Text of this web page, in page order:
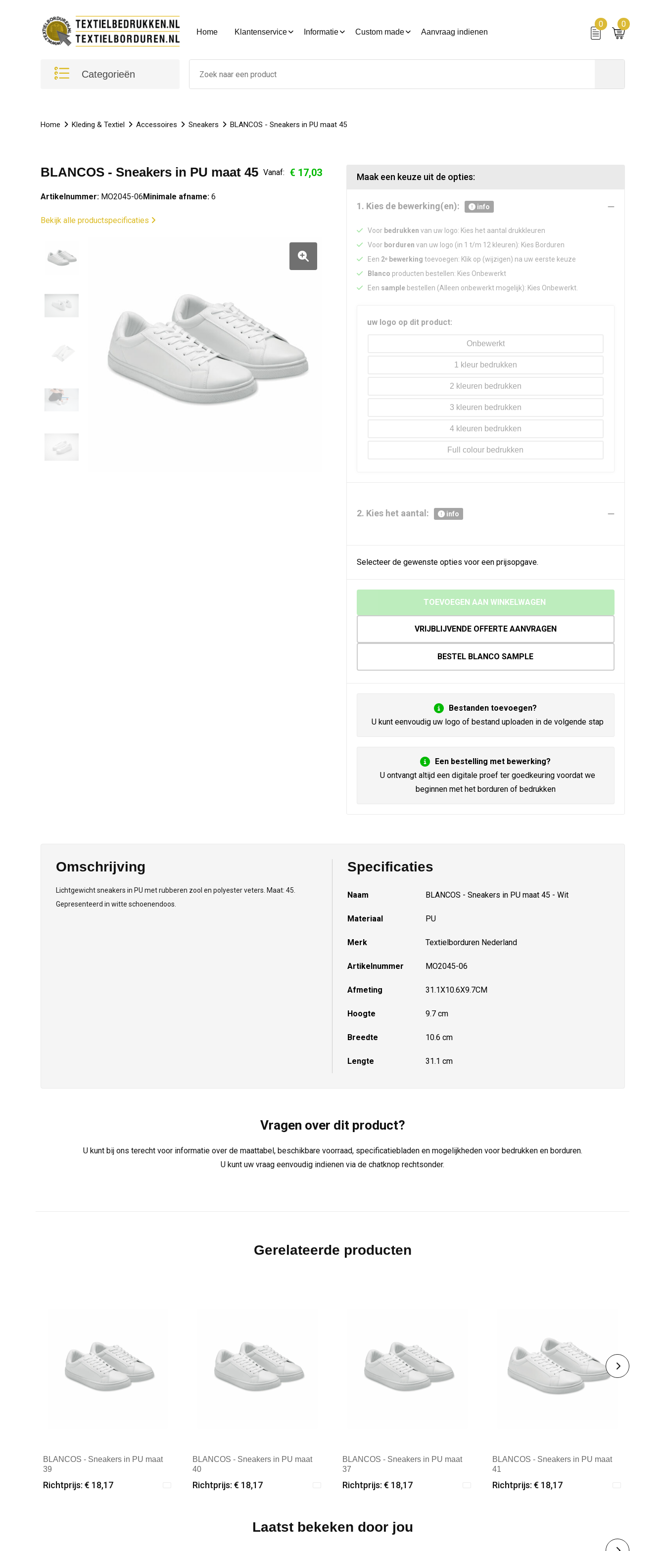
Home Klantenservice Informatie Custom made Aanvraag indienen
0
0
Categorieën
Home Kleding & Textiel Accessoires Sneakers BLANCOS - Sneakers in PU maat 45
BLANCOS - Sneakers in PU maat 45 Vanaf: € 17,03
Artikelnummer: MO2045-06Minimale afname:6
Bekijk alle productspecificaties
Maak een keuze uit de opties:
1. Kies de bewerking(en): info
Voor bedrukken van uw logo: Kies het aantal drukkleuren
Voor borduren van uw logo (in 1 t/m 12 kleuren): Kies Borduren
Een 2ᵉ bewerking toevoegen: Klik op (wijzigen) na uw eerste keuze
Blanco producten bestellen: Kies Onbewerkt
Een samplebestellen (Alleen onbewerkt mogelijk): Kies Onbewerkt.
uw logo op dit product:
Onbewerkt
1
2
3
4
Full colour
2. Kies het aantal: info
Selecteer de gewenste opties voor een prijsopgave.
TOEVOEGEN AAN WINKELWAGEN
VRIJBLIJVENDE OFFERTE AANVRAGEN
BESTEL BLANCO SAMPLE
Bestanden toevoegen?
U kunt eenvoudig uw logo of bestand uploaden in de volgende stap
Een bestelling met bewerking?
U ontvangt altijd een digitale proef ter goedkeuring voordat we
beginnen met het borduren of bedrukken
Omschrijving
Lichtgewicht sneakers in PU met rubberen zool en polyester veters. Maat: 45.
Gepresenteerd in witte schoenendoos.
Specificaties
Naam BLANCOS - Sneakers in PU maat 45 - Wit
Materiaal PU
Merk Textielborduren Nederland
Artikelnummer MO2045-06
Afmeting 31.1X10.6X9.7CM
Hoogte 9.7 cm
Breedte 10.6 cm
Lengte 31.1 cm
Vragen over dit product?
U kunt bij ons terecht voor informatie over de maattabel, beschikbare voorraad, specificatiebladen en mogelijkheden voor bedrukken en borduren.
U kunt uw vraag eenvoudig indienen via de chatknop rechtsonder.
Gerelateerde producten
BLANCOS - Sneakers in PU maat
39
Richtprijs: € 18,17
BLANCOS - Sneakers in PU maat
40
Richtprijs: € 18,17
BLANCOS - Sneakers in PU maat
37
Richtprijs: € 18,17
BLANCOS - Sneakers in PU maat
41
Richtprijs: € 18,17
Laatst bekeken door jou